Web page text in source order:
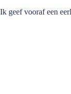
geef vooraf een